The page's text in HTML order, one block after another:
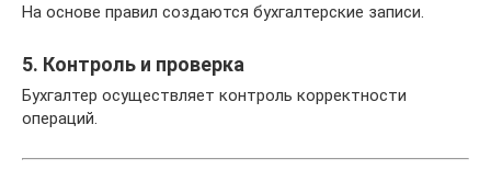
На основе правил создаются бухгалтерские записи.
5. Контроль и проверка
Бухгалтер осуществляет контроль корректности
операций.